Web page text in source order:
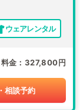
ウェアレンタル
金 327,800円
相談予約